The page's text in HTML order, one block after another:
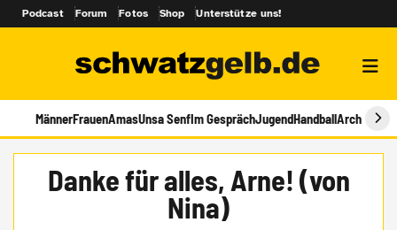
Podcast Forum Fotos Shop Unterstütze uns!
MännerFrauenAmasUnsa SenfIm GesprächJugendHandballArchiv
Danke für alles, Arne! (von
Nina)